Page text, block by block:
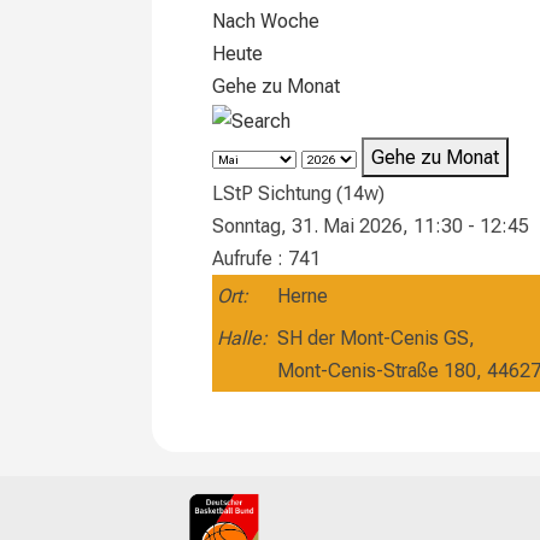
Nach Woche
Heute
Gehe zu Monat
Gehe zu Monat
LStP Sichtung (14w)
Sonntag, 31. Mai 2026, 11:30 - 12:45
Aufrufe : 741
Ort:
Herne
Halle: SH der Mont-Cenis GS,
Mont-Cenis-Straße 180,